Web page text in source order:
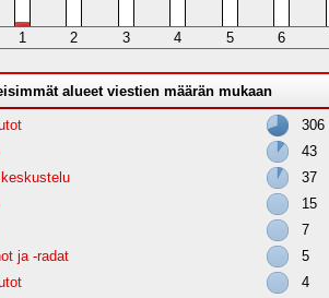
1 2 3 4 5 6
alueet viestien määrän mukaan
306
43
37
15
7
ja -radat
5
4